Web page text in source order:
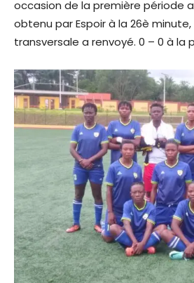
occasion de la première période
obtenu par Espoir à la 26è
transversale a renvoyé. 0 – 0 à la